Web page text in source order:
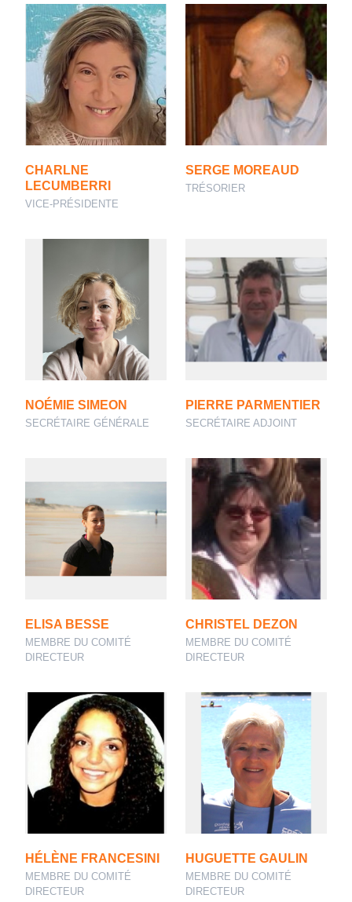
CHARLNE
LECUMBERRI
VICE-PRÉSIDENTE
SERGE MOREAUD
TRÉSORIER
NOÉMIE SIMEON
SECRÉTAIRE GÉNÉRALE
PIERRE PARMENTIER
SECRÉTAIRE ADJOINT
ELISA BESSE
MEMBRE DU COMITÉ
DIRECTEUR
CHRISTEL DEZON
MEMBRE DU COMITÉ
DIRECTEUR
HÉLÈNE FRANCESINI
MEMBRE DU COMITÉ
DIRECTEUR
HUGUETTE GAULIN
MEMBRE DU COMITÉ
DIRECTEUR